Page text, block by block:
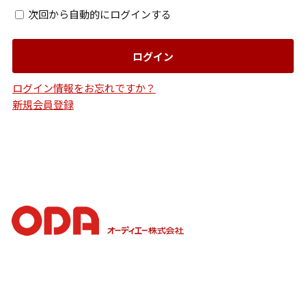
次回から自動的にログインする
ログイン
ログイン情報をお忘れですか？
新規会員登録